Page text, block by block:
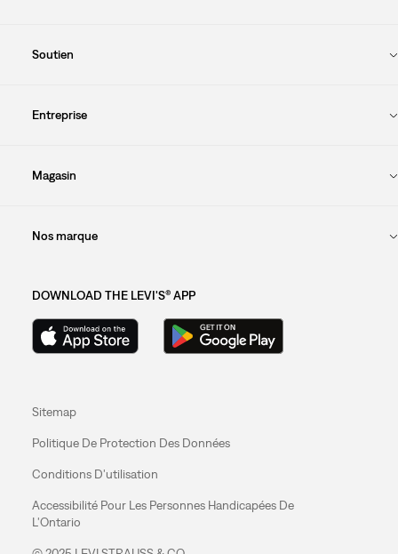
Soutien
Entreprise
Magasin
Nos marque
DOWNLOAD THE LEVI'S® APP
Sitemap
Politique De Protection Des Données
Conditions D'utilisation
Accessibilité Pour Les Personnes Handicapées De
L'Ontario